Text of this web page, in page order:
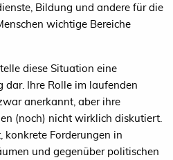
Bildung und andere für die
wichtige Bereiche
diese Situation eine
dar. Ihre Rolle im laufenden
anerkannt, aber ihre
(noch) nicht wirklich diskutiert.
konkrete Forderungen in
und gegenüber politischen